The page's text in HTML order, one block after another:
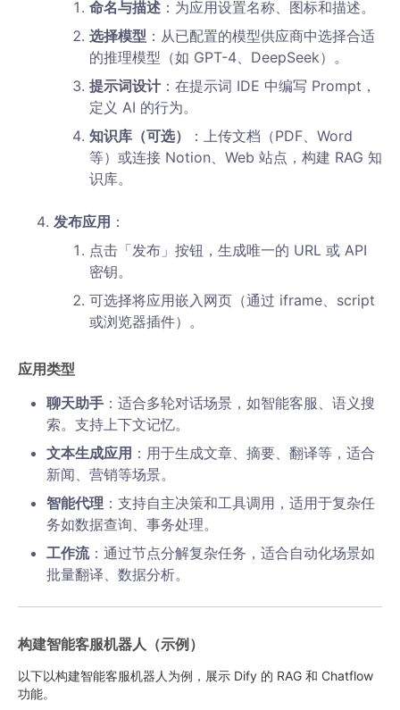
命名与描述 ：为应用设置名称、图标和描述。
选择模型 ：从已配置的模型供应商中选择合适
的推理模型（如 GPT-4、DeepSeek）。
提示词设计：在提示词 IDE 中编写 Prompt，
定义 AI 的行为。
知识库（可选）
：上传文档（PDF、Word
等）或连接 Notion、Web 站点，构建 RAG 知
识库。
发布应用 ：
点击「发布」按钮，生成唯一的 URL 或 API
密钥。
可选择将应用嵌入网页（通过 iframe、script
或浏览器插件）。
应用类型
聊天助手 ：适合多轮对话场景，如智能客服、语义搜
索。支持上下文记忆。
文本生成应用 ：用于生成文章、摘要、翻译等，适合
新闻、营销等场景。
智能代理 ：支持自主决策和工具调用，适用于复杂任
务如数据查询、事务处理。
工作流：通过节点分解复杂任务，适合自动化场景如
批量翻译、数据分析。
构建智能客服机器人（示例）
以下以构建智能客服机器人为例，展示 Dify 的 RAG 和 Chatflow
功能。